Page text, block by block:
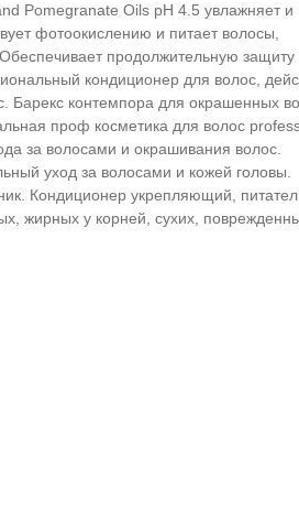
Pomegranate Oils pH 4.5 увлажняет и
фотоокислению и питает волосы,
продолжительную защиту
кондиционер для волос,
Барекс контемпора для окрашенных
проф косметика для волос
за волосами и окрашивания волос.
уход за волосами и кожей головы.
Кондиционер укрепляющий,
жирных у корней, сухих,